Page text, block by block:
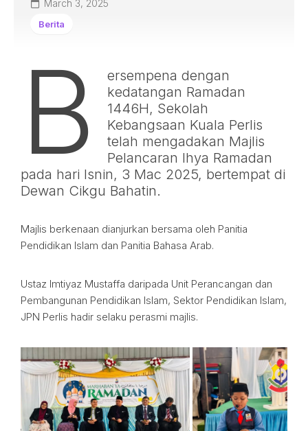
March 3, 2025
Berita
B
ersempena dengan
kedatangan Ramadan
1446H, Sekolah
Kebangsaan Kuala Perlis
telah mengadakan Majlis
Pelancaran Ihya Ramadan
pada hari Isnin, 3 Mac 2025, bertempat di
Dewan Cikgu Bahatin.
Majlis berkenaan dianjurkan bersama oleh Panitia
Pendidikan Islam dan Panitia Bahasa Arab.
Ustaz Imtiyaz Mustaffa daripada Unit Perancangan dan
Pembangunan Pendidikan Islam, Sektor Pendidikan Islam,
JPN Perlis hadir selaku perasmi majlis.